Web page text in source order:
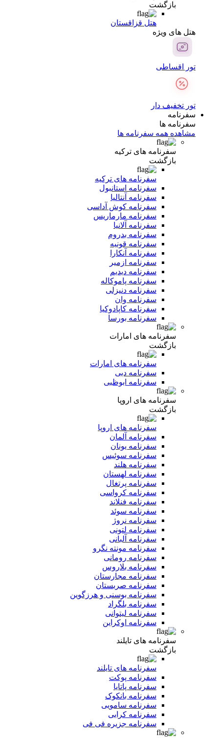
بازگشت
هتل قزاقستان
هتل های ویژه
تور اقساطی
تور تخفیف دار
سفرنامه
سفرنامه ها
مشاهده همه سفرنامه ها
سفرنامه های ترکیه
بازگشت
سفرنامه های ترکیه
سفرنامه استانبول
سفرنامه آنتالیا
سفرنامه کوش آداسی
سفرنامه مارماریس
سفرنامه آلانیا
سفرنامه بدروم
سفرنامه قونیه
سفرنامه آنکارا
سفرنامه ازمیر
سفرنامه دیدیم
سفرنامه پاموکاله
سفرنامه دنیزلی
سفرنامه وان
سفرنامه کاپادوکیا
سفرنامه بورسا
سفرنامه های امارات
بازگشت
سفرنامه های امارات
سفرنامه دبی
سفرنامه ابوظبی
سفرنامه های اروپا
بازگشت
سفرنامه های اروپا
سفرنامه آلمان
سفرنامه یونان
سفرنامه سوئیس
سفرنامه هلند
سفرنامه لهستان
سفرنامه پرتغال
سفرنامه کرواسی
سفرنامه فنلاند
سفرنامه سوئد
سفرنامه نروژ
سفرنامه لتونی
سفرنامه آلبانی
سفرنامه مونته نگرو
سفرنامه رومانی
سفرنامه بلاروس
سفرنامه مجارستان
سفرنامه صربستان
سفرنامه بوسنی و هرزگوین
سفرنامه بلگراد
سفرنامه لیتوانی
سفرنامه اوکراین
سفرنامه های تایلند
بازگشت
سفرنامه های تایلند
سفرنامه پوکت
سفرنامه پاتایا
سفرنامه بانکوک
سفرنامه سامویی
سفرنامه کرابی
سفرنامه جزیره فی فی